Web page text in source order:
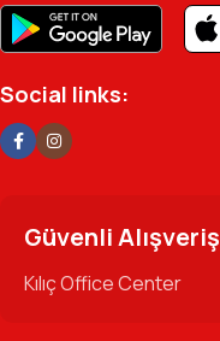
Social links:
Güvenli Alışveriş
Kılıç Office Center